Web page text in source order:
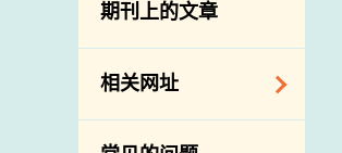
下载
公开比赛
期刊上的文章
相关网址
相关政府部门／机